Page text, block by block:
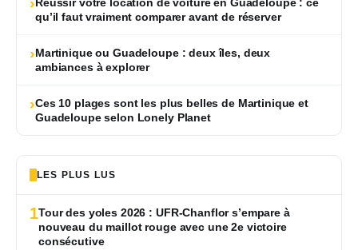
qu’il faut vraiment comparer avant de réserver
›Martinique ou Guadeloupe : deux îles, deux
ambiances à explorer
›Ces 10 plages sont les plus belles de Martinique et
Guadeloupe selon Lonely Planet
LES PLUS LUS
1Tour des yoles 2026 : UFR-Chanflor s’empare à
nouveau du maillot rouge avec une 2e victoire
consécutive